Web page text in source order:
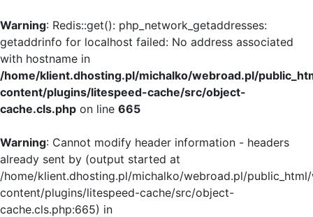
Warning: Redis::get(): php_network_getaddresses:
getaddrinfo for localhost failed: No address associated
with hostname in
/home/klient.dhosting.pl/michalko/webroad.pl/
content/plugins/litespeed-cache/src/object-
cache.cls.php on line 665
Warning: Cannot modify header information - headers
already sent by (output started at
/home/klient.dhosting.pl/michalko/webroad.pl/
content/plugins/litespeed-cache/src/object-
cache.cls.php:665) in